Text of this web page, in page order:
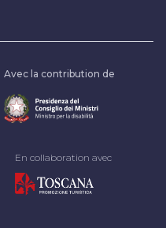
Avec la contribution de
En collaboration avec